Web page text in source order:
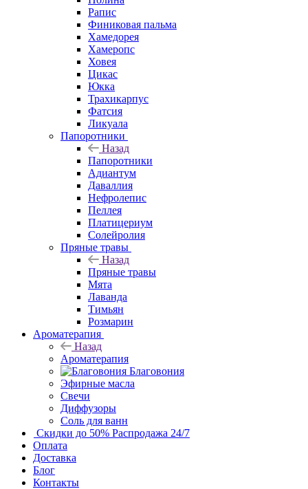
Рапис
Финиковая пальма
Хамедорея
Хамеропс
Ховея
Цикас
Юкка
Трахикарпус
Фатсия
Ликуала
Папоротники
Назад
Папоротники
Адиантум
Даваллия
Нефролепис
Пеллея
Платицериум
Солейролия
Пряные травы
Назад
Пряные травы
Мята
Лаванда
Тимьян
Розмарин
Ароматерапия
Назад
Ароматерапия
Благовония
Эфирные масла
Свечи
Диффузоры
Соль для ванн
Скидки до 50% Распродажа 24/7
Оплата
Доставка
Блог
Контакты